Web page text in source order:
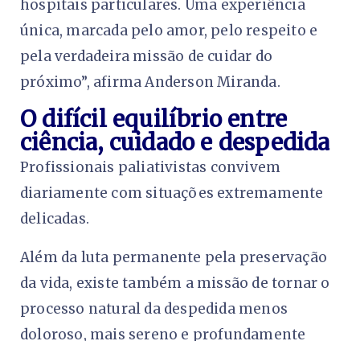
hospitais particulares. Uma experiência
única, marcada pelo amor, pelo respeito e
pela verdadeira missão de cuidar do
próximo”, afirma Anderson Miranda.
O difícil equilíbrio entre
ciência, cuidado e despedida
Profissionais paliativistas convivem
diariamente com situações extremamente
delicadas.
Além da luta permanente pela preservação
da vida, existe também a missão de tornar o
processo natural da despedida menos
doloroso, mais sereno e profundamente